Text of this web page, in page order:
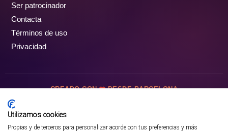
Ser patrocinador
Contacta
Términos de uso
Privacidad
CREADO CON DESDE BARCELONA
Utilizamos cookies
Propias y de terceros para personalizar acorde con tus preferencias y más